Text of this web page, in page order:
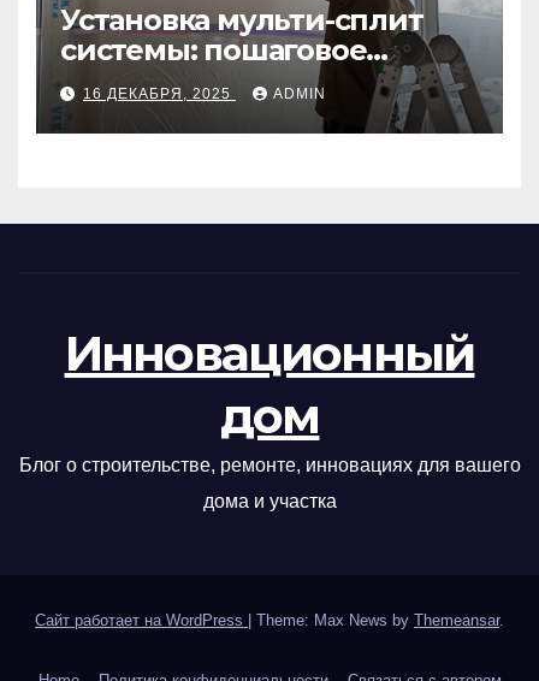
Установка мульти-сплит
системы: пошаговое
руководство
16 ДЕКАБРЯ, 2025 ADMIN
Инновационный
дом
Блог о строительстве, ремонте, инновациях для вашего
дома и участка
Сайт работает на WordPress | Theme: Max News by Themeansar.